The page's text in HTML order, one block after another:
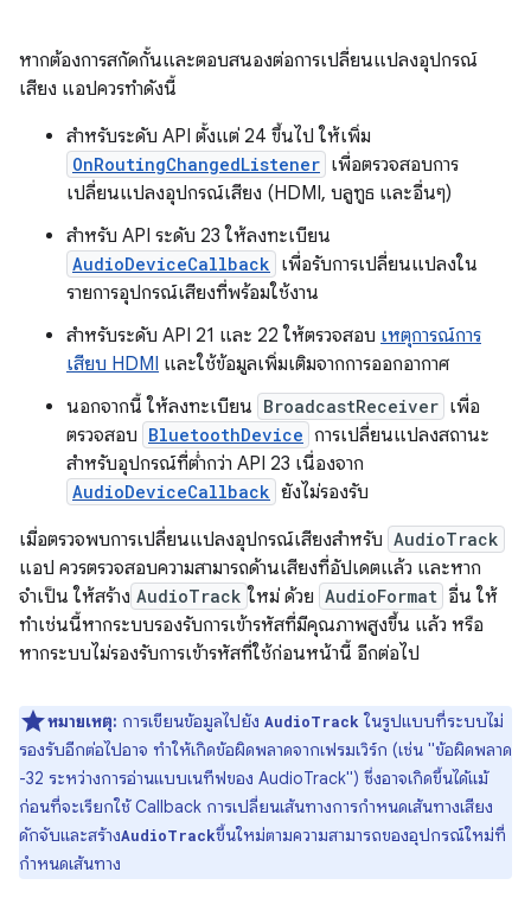
หากต้องการสกัดกั้นและตอบสนองต่อการเปลี่ยนแปลงอุปกรณ์
เสียง แอปควรทำดังนี้
สำหรับระดับ API ตั้งแต่ 24 ขึ้นไป ให้เพิ่ม
OnRoutingChangedListener เพื่อตรวจสอบการ
เปลี่ยนแปลงอุปกรณ์เสียง (HDMI, บลูทูธ และอื่นๆ)
สำหรับ API ระดับ 23 ให้ลงทะเบียน
AudioDeviceCallback เพื่อรับการเปลี่ยนแปลงใน
รายการอุปกรณ์เสียงที่พร้อมใช้งาน
สำหรับระดับ API 21 และ 22 ให้ตรวจสอบ เหตุการณ์การ
เสียบ HDMI และใช้ข้อมูลเพิ่มเติมจากการออกอากาศ
นอกจากนี้ ให้ลงทะเบียน BroadcastReceiver เพื่อ
ตรวจสอบ BluetoothDevice การเปลี่ยนแปลงสถานะ
สำหรับอุปกรณ์ที่ต่ำกว่า API 23 เนื่องจาก
AudioDeviceCallback ยังไม่รองรับ
เมื่อตรวจพบการเปลี่ยนแปลงอุปกรณ์เสียงสำหรับ AudioTrack
แอป ควรตรวจสอบความสามารถด้านเสียงที่อัปเดตแล้ว และหาก
จำเป็น ให้สร้าง AudioTrack ใหม่ ด้วย AudioFormat อื่น ให้
ทำเช่นนี้หากระบบรองรับการเข้ารหัสที่มีคุณภาพสูงขึ้น แล้ว หรือ
หากระบบไม่รองรับการเข้ารหัสที่ใช้ก่อนหน้านี้ อีกต่อไป
หมายเหตุ: การเขียนข้อมูลไปยัง AudioTrack ในรูปแบบที่ระบบไม่
รองรับอีกต่อไปอาจ ทําให้เกิดข้อผิดพลาดจากเฟรมเวิร์ก (เช่น "ข้อผิดพลาด
-32 ระหว่างการอ่านแบบเนทีฟของ AudioTrack") ซึ่งอาจเกิดขึ้นได้แม้
ก่อนที่จะเรียกใช้ Callback การเปลี่ยนเส้นทางการกำหนดเส้นทางเสียง
ดักจับและสร้างAudioTrackขึ้นใหม่ตามความสามารถของอุปกรณ์ใหม่ที่
กำหนดเส้นทาง